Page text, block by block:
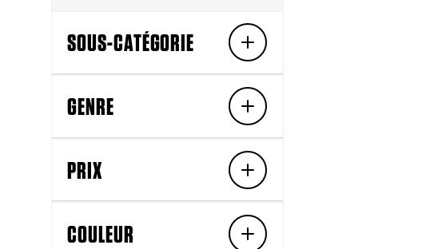
SOUS-CATÉGORIE
GENRE
PRIX
COULEUR